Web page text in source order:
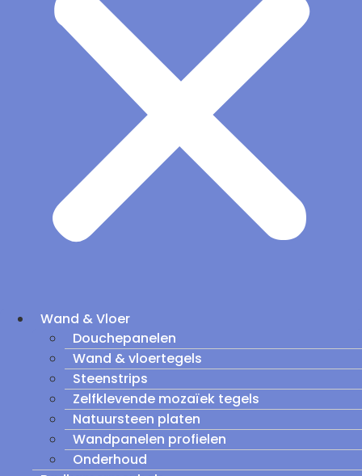
Wand & Vloer
Douchepanelen
Wand & vloertegels
Steenstrips
Zelfklevende mozaïek tegels
Natuursteen platen
Wandpanelen profielen
Onderhoud